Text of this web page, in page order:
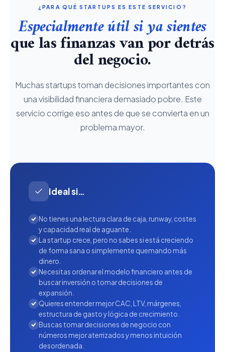
¿PARA QUÉ STARTUPS ES ESTE SERVICIO?
Especialmente útil si ya sientes
que las finanzas van por detrás
del negocio.
Muchas startups toman decisiones importantes con
una visibilidad financiera demasiado pobre. Este
servicio corrige eso antes de que se convierta en un
problema mayor.
Ideal si…
No tienes una lectura clara de caja, runway, costes
y capacidad real de aguante.
La startup crece, pero no sabes si está creciendo
de forma sana o simplemente quemando más
dinero.
Necesitas ordenar el modelo financiero antes de
buscar inversión o tomar decisiones de
expansión.
Quieres entender mejor CAC, LTV, márgenes,
estructura de gasto y lógica de crecimiento.
Buscas tomar decisiones de negocio con
números mejor aterrizados y menos intuición
desordenada.